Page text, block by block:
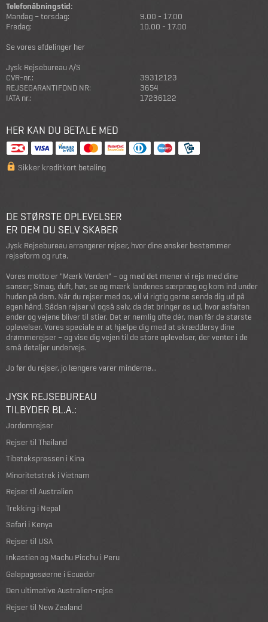
Telefonåbningstid:
Mandag – torsdag:
9.00 - 17.00
Fredag:
10.00 - 17.00
Se vores afdelinger her
Jysk Rejsebureau A/S
CVR-nr.:
39312123
REJSEGARANTIFOND NR:
3654
IATA nr.:
17236122
HER KAN DU BETALE MED
Sikker kreditkort betaling
DE STØRSTE OPLEVELSER
ER DEM DU SELV SKABER
Jysk Rejsebureau arrangerer rejser, hvor dine ønsker bestemmer
rejseform og rute.
Vores motto er "Mærk Verden" – og med det mener vi rejs med dine
sanser; Smag, duft, hør, se og mærk landenes særpræg og kom ind under
huden på dem. Når du rejser med os, vil vi rigtig gerne sende dig ud på
egen hånd. Sådan rejser vi også selv, da det bringer os ud, hvor asfalten
ender og vejene bliver til stier. Det er nemlig ofte dér, man får de største
oplevelser. Vores speciale er at hjælpe dig med at skræddersy dine
drømmerejser – og vise dig vejen til de store oplevelser, der venter i de
små detaljer undervejs.
Jo før du rejser, jo længere varer minderne...
JYSK REJSEBUREAU
TILBYDER BL.A.:
Jordomrejser
Rejser til Thailand
Tibetekspressen i Kina
Minoritetstrek i Vietnam
Rejser til Australien
Trekking i Nepal
Safari i Kenya
Rejser til USA
Inkastien og Machu Picchu i Peru
Galapagosøerne i Ecuador
Den ultimative Australien-rejse
Rejser til New Zealand